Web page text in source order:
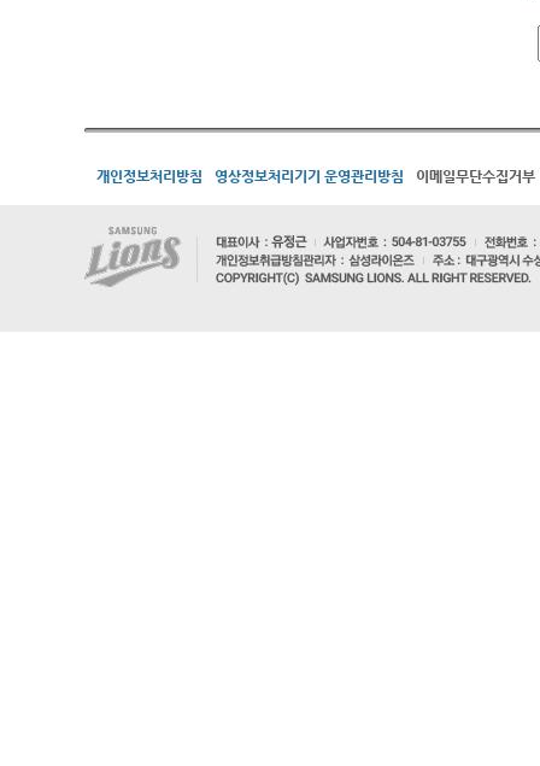
개인정보처리방침 영상정보처리기기 운영관리방침 이메일무단수집거부